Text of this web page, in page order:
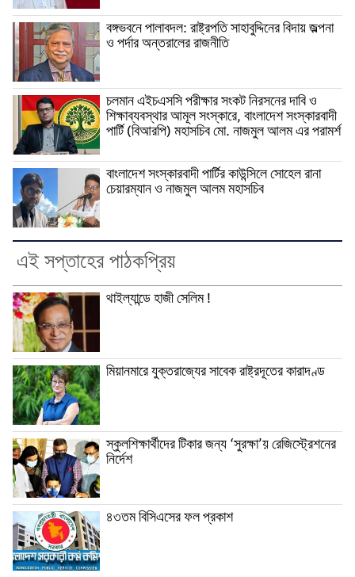
বঙ্গভবনে পালাবদল: রাষ্ট্রপতি সাহাবুদ্দিনের বিদায় জল্পনা
ও পর্দার অন্তরালের রাজনীতি
চলমান এইচএসসি পরীক্ষার সংকট নিরসনের দাবি ও
শিক্ষাব্যবস্থার আমূল সংস্কারে, বাংলাদেশ সংস্কারবাদী
পার্টি (বিআরপি) মহাসচিব মো. নাজমুল আলম এর পরামর্শ
বাংলাদেশ সংস্কারবাদী পার্টির কাউন্সিলে সোহেল রানা
চেয়ারম্যান ও নাজমুল আলম মহাসচিব
এই সপ্তাহের পাঠকপ্রিয়
থাইল্যান্ডে হাজী সেলিম !
মিয়ানমারে যুক্তরাজ্যের সাবেক রাষ্ট্রদূতের কারাদণ্ড
স্কুলশিক্ষার্থীদের টিকার জন্য ‘সুরক্ষা’য় রেজিস্ট্রেশনের
নির্দেশ
৪৩তম বিসিএসের ফল প্রকাশ